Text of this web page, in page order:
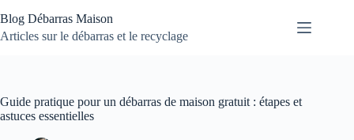
au
contenu
Blog Débarras Maison
Articles sur le débarras et le recyclage
Guide pratique pour un débarras de maison gratuit : étapes et
astuces essentielles